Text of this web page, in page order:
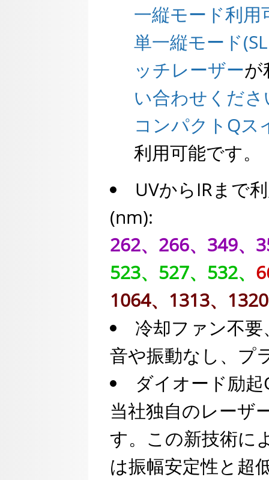
一縦モード利用
単一縦モード
ッチレーザーが
い合わせくださ
コンパクトQス
利用可能です。
UVからIRまで
(nm):
262、266、349、
523、527、532、
1064、1313、
冷却ファン不
音や振動なし、プ
ダイオード励
当社独自のレーザ
す。この新技術に
は振幅安定性と超